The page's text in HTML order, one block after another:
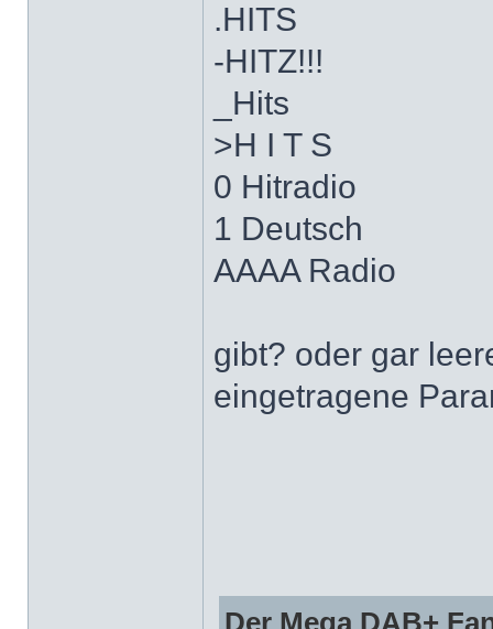
.HITS
-HITZ!!!
_Hits
>H I T S
0 Hitradio
1 Deutsch
AAAA Radio
gibt? oder gar
eingetragene
Der Mega DAB+